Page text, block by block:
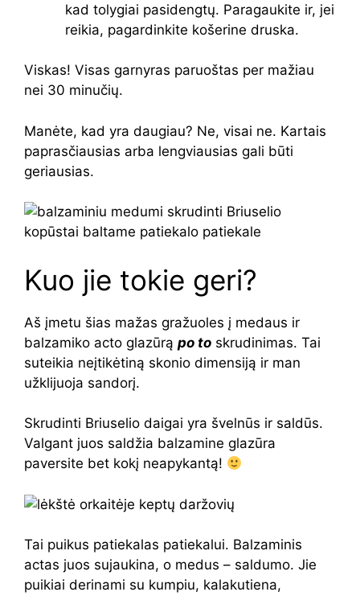
kad tolygiai pasidengtų. Paragaukite ir, jei
reikia, pagardinkite košerine druska.
Viskas! Visas garnyras paruoštas per mažiau
nei 30 minučių.
Manėte, kad yra daugiau? Ne, visai ne. Kartais
paprasčiausias arba lengviausias gali būti
geriausias.
Kuo jie tokie geri?
Aš įmetu šias mažas gražuoles į medaus ir
balzamiko acto glazūrą po to skrudinimas. Tai
suteikia neįtikėtiną skonio dimensiją ir man
užklijuoja sandorį.
Skrudinti Briuselio daigai yra švelnūs ir saldūs.
Valgant juos saldžia balzamine glazūra
paversite bet kokį neapykantą!
Tai puikus patiekalas patiekalui. Balzaminis
actas juos sujaukina, o medus – saldumo. Jie
puikiai derinami su kumpiu, kalakutiena,